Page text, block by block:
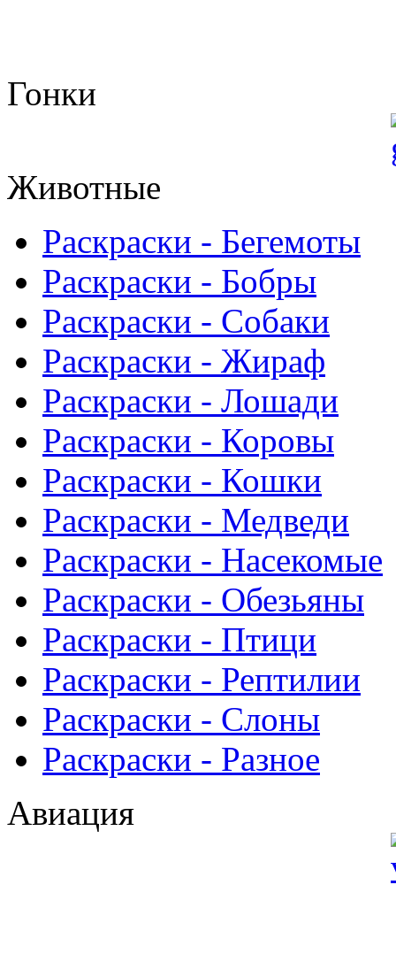
Гонки
Животные
Раскраски - Бегемоты
Раскраски - Бобры
Раскраски - Собаки
Раскраски - Жираф
Раскраски - Лошади
Раскраски - Коровы
Раскраски - Кошки
Раскраски - Медведи
Раскраски - Насекомые
Раскраски - Обезьяны
Раскраски - Птици
Раскраски - Рептилии
Раскраски - Слоны
Раскраски - Разное
Авиация